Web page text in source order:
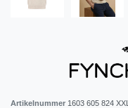
Artikelnummer 1603 605 824 XXL